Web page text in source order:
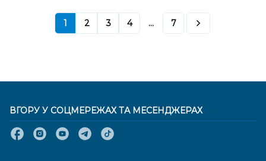
1 2 3 4 ... 7
ВГОРУ У СОЦМЕРЕЖАХ ТА МЕСЕНДЖЕРАХ